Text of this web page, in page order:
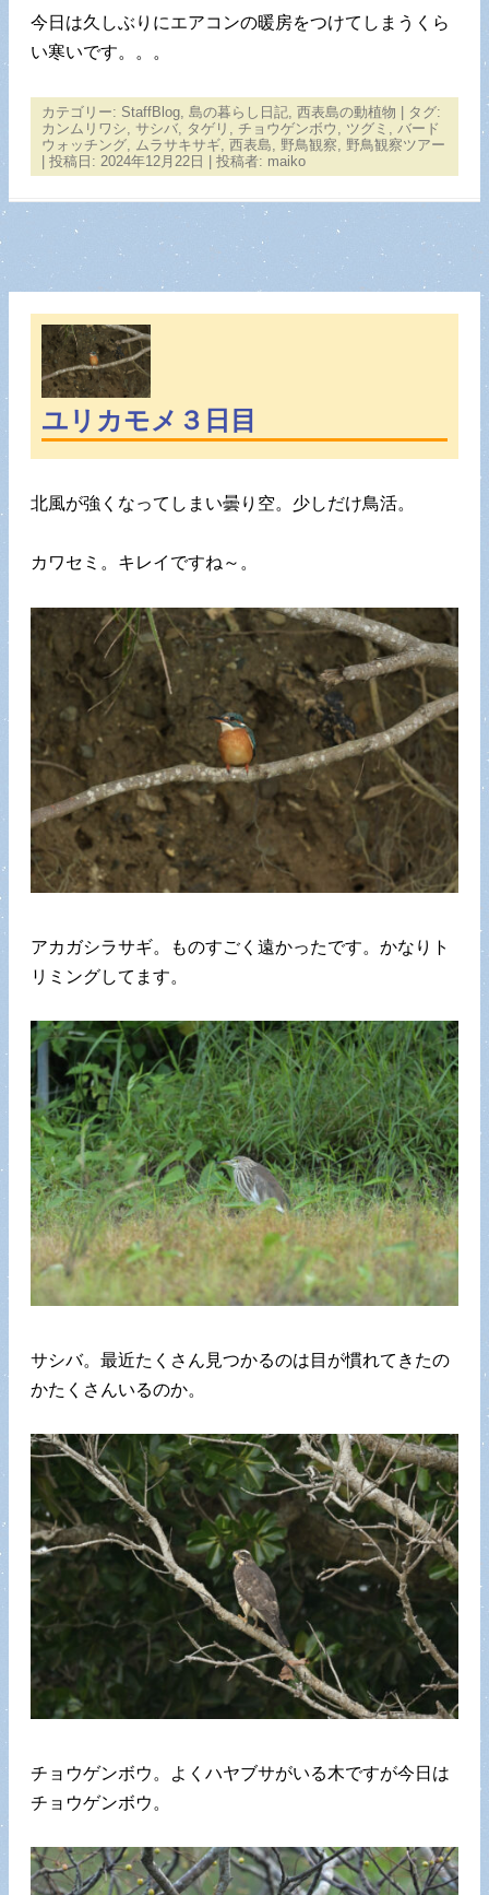
今日は久しぶりにエアコンの暖房をつけてしまうくら
い寒いです。。。
カテゴリー: StaffBlog 島の暮らし日記 西表島の動植物 | タグ:
カンムリワシ サシバ タゲリ チョウゲンボウ ツグミ
バード
ウォッチング
ムラサキサギ 西表島 野鳥観察
野鳥観察ツアー
| 投稿日: 2024年12月22日 | 投稿者: maiko
ユリカモメ３日目
北風が強くなってしまい曇り空。少しだけ鳥活。
カワセミ。キレイですね～。
アカガシラサギ。ものすごく遠かったです。かなりト
リミングしてます。
サシバ。最近たくさん見つかるのは目が慣れてきたの
かたくさんいるのか。
チョウゲンボウ。よくハヤブサがいる木ですが今日は
チョウゲンボウ。